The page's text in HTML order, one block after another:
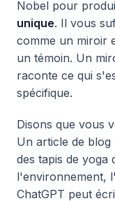
Nobel pour
unique. Il vous
comme un miroir
un témoin. Un
raconte ce qui
spécifique.
Disons que vous
Un article de blog
des tapis de yoga
l'environnement,
ChatGPT peut